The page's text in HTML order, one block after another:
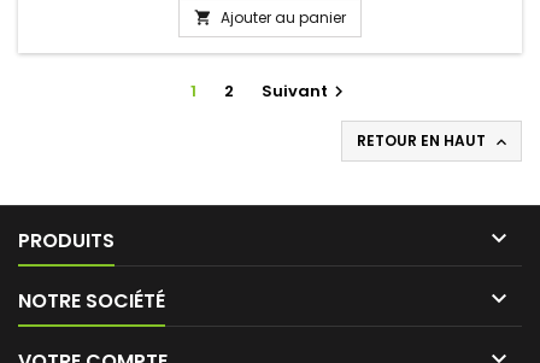
 Ajouter au panier
1 2 Suivant 
RETOUR EN HAUT 
PRODUITS 
NOTRE SOCIÉTÉ 